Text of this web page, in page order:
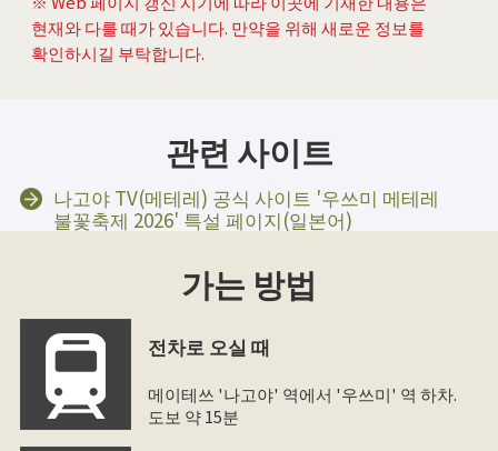
현재와 다를 때가 있습니다. 만약을 위해 새로운 정보를
확인하시길 부탁합니다.
관련 사이트
나고야 TV(메테레) 공식 사이트 '우쓰미 메테레
불꽃축제 2026' 특설 페이지(일본어)
가는 방법
전차로 오실 때
메이테쓰 '나고야' 역에서 '우쓰미' 역 하차.
도보 약 15분